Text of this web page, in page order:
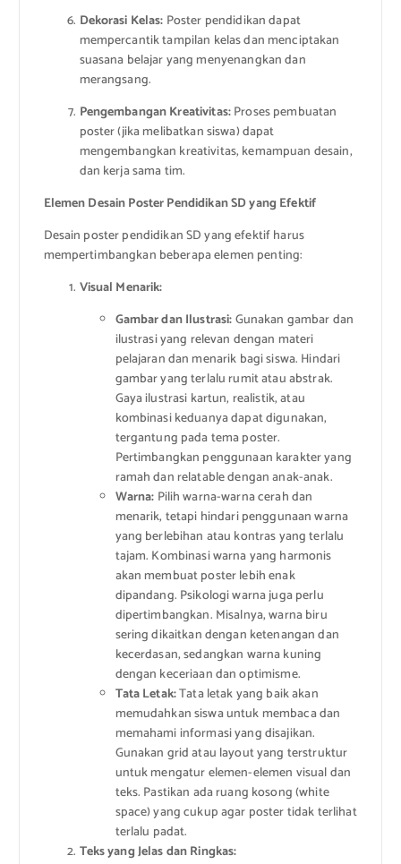
Dekorasi Kelas: Poster pendidikan dapat
mempercantik tampilan kelas dan menciptakan
suasana belajar yang menyenangkan dan
merangsang.
Pengembangan Kreativitas:Proses pembuatan
poster (jika melibatkan siswa) dapat
mengembangkan kreativitas, kemampuan desain,
dan kerja sama tim.
Elemen Desain Poster Pendidikan SD yang Efektif
Desain poster pendidikan SD yang efektif harus
mempertimbangkan beberapa elemen penting:
Visual Menarik:
Gambar dan Ilustrasi:Gunakan gambar dan
ilustrasi yang relevan dengan materi
pelajaran dan menarik bagi siswa. Hindari
gambar yang terlalu rumit atau abstrak.
Gaya ilustrasi kartun, realistik, atau
kombinasi keduanya dapat digunakan,
tergantung pada tema poster.
Pertimbangkan penggunaan karakter yang
ramah dan relatable dengan anak-anak.
Warna: Pilih warna-warna cerah dan
menarik, tetapi hindari penggunaan warna
yang berlebihan atau kontras yang terlalu
tajam. Kombinasi warna yang harmonis
akan membuat poster lebih enak
dipandang. Psikologi warna juga perlu
dipertimbangkan. Misalnya, warna biru
sering dikaitkan dengan ketenangan dan
kecerdasan, sedangkan warna kuning
dengan keceriaan dan optimisme.
Tata Letak:Tata letak yang baik akan
memudahkan siswa untuk membaca dan
memahami informasi yang disajikan.
Gunakan grid atau layout yang terstruktur
untuk mengatur elemen-elemen visual dan
teks. Pastikan ada ruang kosong (white
space) yang cukup agar poster tidak terlihat
terlalu padat.
Teks yang Jelas dan Ringkas: